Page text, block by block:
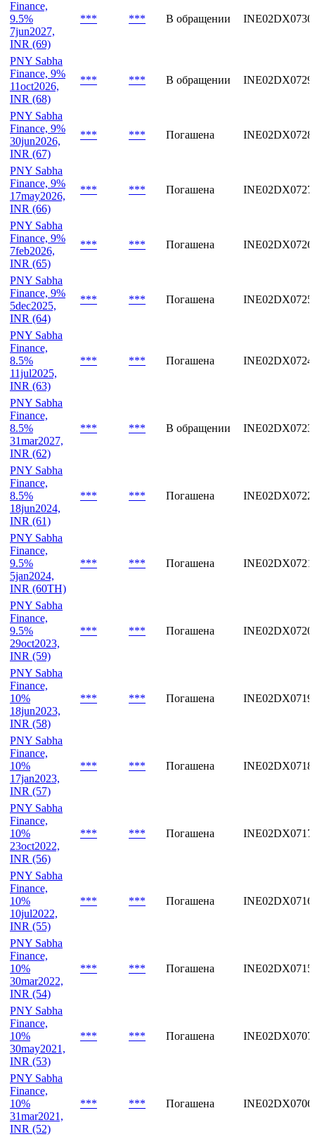
Finance,
9.5%
7jun2027,
INR (69)
*** *** В обращении
PNY Sabha
Finance, 9%
11oct2026,
INR (68)
*** *** В обращении
PNY Sabha
Finance, 9%
30jun2026,
INR (67)
*** *** Погашена
PNY Sabha
Finance, 9%
17may2026,
INR (66)
*** *** Погашена
PNY Sabha
Finance, 9%
7feb2026,
INR (65)
*** *** Погашена
PNY Sabha
Finance, 9%
5dec2025,
INR (64)
*** *** Погашена
PNY Sabha
Finance,
8.5%
11jul2025,
INR (63)
*** *** Погашена
PNY Sabha
Finance,
8.5%
31mar2027,
INR (62)
*** *** В обращении
PNY Sabha
Finance,
8.5%
18jun2024,
INR (61)
*** *** Погашена
PNY Sabha
Finance,
9.5%
5jan2024,
INR (60TH)
*** *** Погашена
PNY Sabha
Finance,
9.5%
29oct2023,
INR (59)
*** *** Погашена
PNY Sabha
Finance,
10%
18jun2023,
INR (58)
*** *** Погашена
PNY Sabha
Finance,
10%
17jan2023,
INR (57)
*** *** Погашена
PNY Sabha
Finance,
10%
23oct2022,
INR (56)
*** *** Погашена
PNY Sabha
Finance,
10%
10jul2022,
INR (55)
*** *** Погашена
PNY Sabha
Finance,
10%
30mar2022,
INR (54)
*** *** Погашена
PNY Sabha
Finance,
10%
30may2021,
INR (53)
*** *** Погашена
PNY Sabha
Finance,
10%
31mar2021,
INR (52)
*** *** Погашена